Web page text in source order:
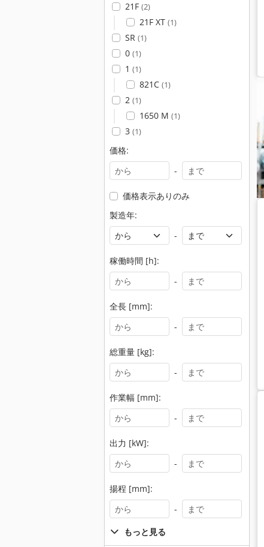
21F (2)
21F XT (1)
SR (1)
0 (1)
1 (1)
821C (1)
2 (1)
1650 M (1)
3 (1)
価格:
-
価格表示ありのみ
製造年:
-
稼働時間 [h]:
-
全長 [mm]:
-
総重量 [kg]:
-
作業幅 [mm]:
-
出力 [kW]:
-
揚程 [mm]:
-
もっと見る